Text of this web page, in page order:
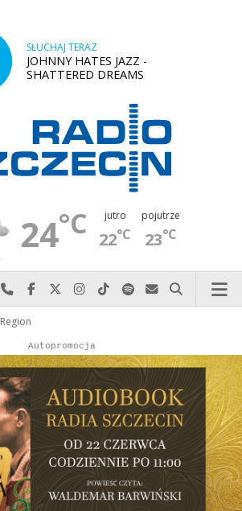
SŁUCHAJ TERAZ
JOHNNY HATES JAZZ -
SHATTERED DREAMS
24°C jutro
22°C
pojutrze
23°C
Najlepiej po prostu do nas zadzwoń
Odwiedź nas na Facebook-u
Odwiedź nas na X
Odwiedź nas na Instagram-ie
Odwiedź nas na TikTok-u
Szukaj nas na Spotify
Wyślij do nas
Szukaj
Region
Reklama
Autopromocja